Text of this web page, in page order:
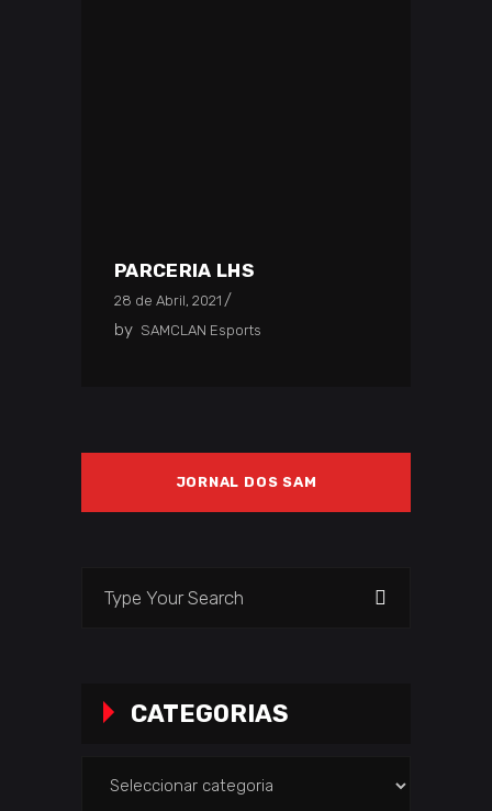
PARCERIA LHS
28 de Abril, 2021
by SAMCLAN Esports
JORNAL DOS SAM
CATEGORIAS